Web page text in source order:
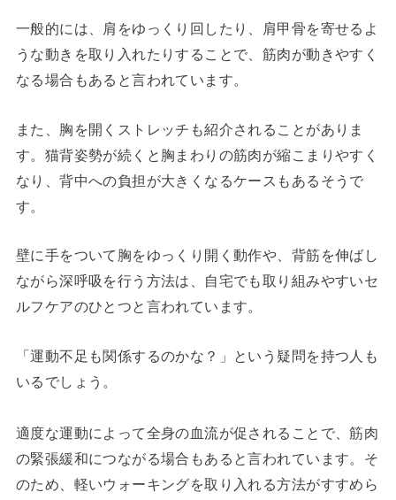
一般的には、肩をゆっくり回したり、肩甲骨を寄せるよ
うな動きを取り入れたりすることで、筋肉が動きやすく
なる場合もあると言われています。
また、胸を開くストレッチも紹介されることがありま
す。猫背姿勢が続くと胸まわりの筋肉が縮こまりやすく
なり、背中への負担が大きくなるケースもあるそうで
す。
壁に手をついて胸をゆっくり開く動作や、背筋を伸ばし
ながら深呼吸を行う方法は、自宅でも取り組みやすいセ
ルフケアのひとつと言われています。
「運動不足も関係するのかな？」という疑問を持つ人も
いるでしょう。
適度な運動によって全身の血流が促されることで、筋肉
の緊張緩和につながる場合もあると言われています。そ
のため、軽いウォーキングを取り入れる方法がすすめら